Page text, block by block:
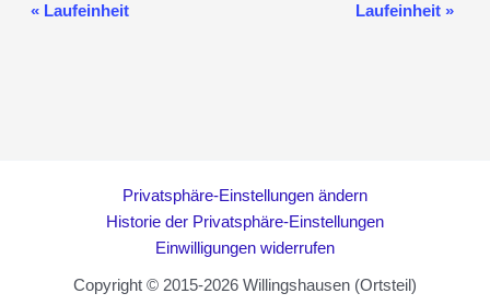
Veranstaltung-
«Laufeinheit Laufeinheit»
Privatsphäre-Einstellungen ändern
Historie der Privatsphäre-Einstellungen
Einwilligungen widerrufen
Copyright © 2015-2026 Willingshausen (Ortsteil)